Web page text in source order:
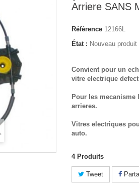
Arriere SANS
Référence 12166L
État : Nouveau produit
Convient pour un
vitre electrique
Pour les mecanisme
arrieres.
Vitres electriques
auto.
4 Produits
Tweet